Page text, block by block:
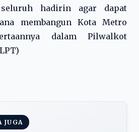
hadirin agar dapat
membangun Kota Metro
dalam Pilwalkot
JUGA